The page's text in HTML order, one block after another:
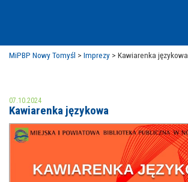
MOJE KONTO
NAJBLIŻSZE WYDARZENIA
NASZA OFERTA
MiPBP Nowy Tomyśl > Imprezy > Kawiarenka językowa
07.10.2024
Kawiarenka językowa